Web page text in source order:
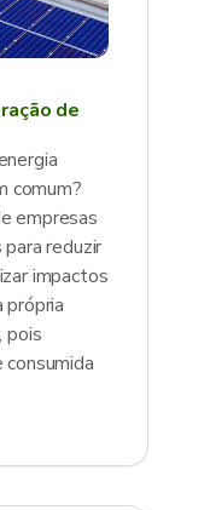
de
comum?
empresas
reduzir
impactos
pois